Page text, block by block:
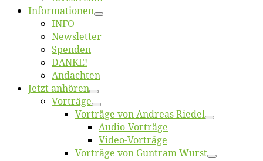
Informatio­nen
INFO
News­let­ter
Spen­den
DANKE!
An­dach­ten
Jetzt an­hö­ren
Vor­trä­ge
Vor­trä­ge von An­dre­as Riedel
Au­dio-Vor­trä­ge
Vi­deo-Vor­trä­ge
Vor­trä­ge von Gun­tram Wurst